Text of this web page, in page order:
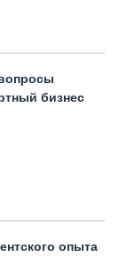
бизнес
опыта